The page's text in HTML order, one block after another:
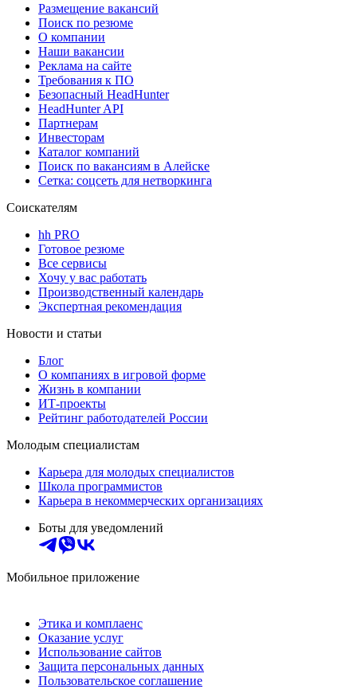
Размещение вакансий
Поиск по резюме
О компании
Наши вакансии
Реклама на сайте
Требования к ПО
Безопасный HeadHunter
HeadHunter API
Партнерам
Инвесторам
Каталог компаний
Поиск по вакансиям в Алейске
Сетка: соцсеть для нетворкинга
Соискателям
hh PRO
Готовое резюме
Все сервисы
Хочу у вас работать
Производственный календарь
Экспертная рекомендация
Новости и статьи
Блог
О компаниях в игровой форме
Жизнь в компании
ИТ-проекты
Рейтинг работодателей России
Молодым специалистам
Карьера для молодых специалистов
Школа программистов
Карьера в некоммерческих организациях
Боты для уведомлений
Мобильное приложение
Этика и комплаенс
Оказание услуг
Использование сайтов
Защита персональных данных
Пользовательское соглашение